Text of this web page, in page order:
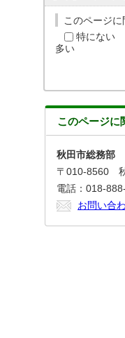
このページ
特にない
多い
このページに
秋田市総務部
〒010-8560
電話：018-
お問い合